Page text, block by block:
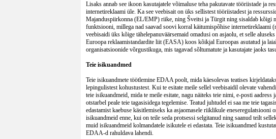
Lisaks annab see ikoon kasutajatele võimaluse teha pakutavate tööriistade ja
internetireklaami üle. Ka see veebisait on üks sellistest tööriistadest ja
Majanduspiirkonna (EL/EMP) riike, ning Šveitsi ja Türgit ning sisaldab kõigi
funktsiooni, millega nad saavad soovi korral käitumispõhise internetireklaami
veebisaidi üks kõige tähelepanuväärsemaid omadusi on asjaolu, et selle
Euroopa reklaamistandardite liit (EASA) koos kõikjal Euroopas asutatud ja
organisatsioonide võrgustikuga, mis tagavad sõltumatute ja kasutajate jaoks
Teie isikuandmed
Teie isikuandmete töötlemine EDAA poolt, mida käesolevas teatises
lepingulistest kohustustest. Kui te esitate meile sellel veebisaidil olevate
teie isikuandmeid, mida te meile esitate, nagu näiteks teie nimi, e-posti
otstarbel peale teie tagasisidega tegelemise. Teatud juhtudel ei saa me teie
edastamist kaebuse käsitlemiseks ka asjaomasele riiklikule
isikuandmeid enne, kui on teile seda protsessi selgitanud ning saanud teilt
muid isikuandmeid kolmandatele isikutele ei edastata. Teie isikuandmed
EDAA-d rahuldava lahendi.